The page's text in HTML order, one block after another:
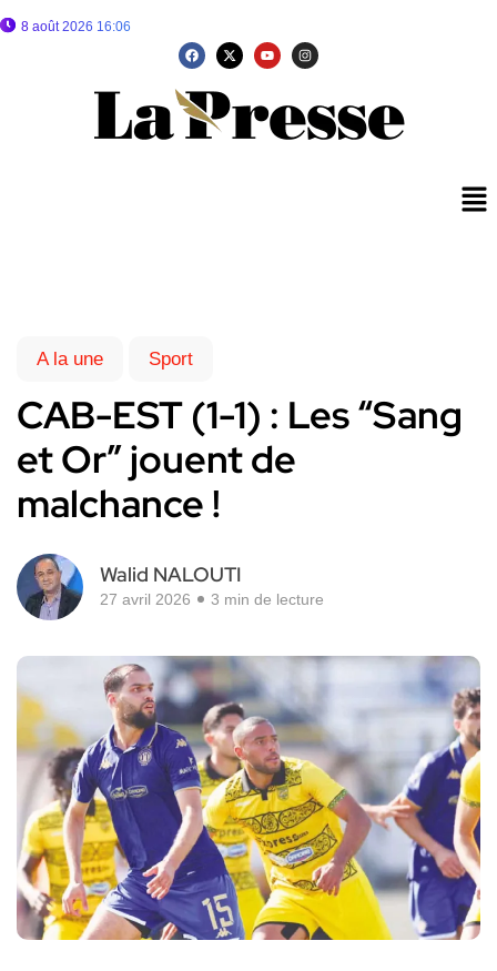
8 août 2026 16:06
A la une Sport
CAB-EST (1-1) : Les “Sang
et Or” jouent de
malchance !
Walid NALOUTI
27 avril 2026 3 min de lecture